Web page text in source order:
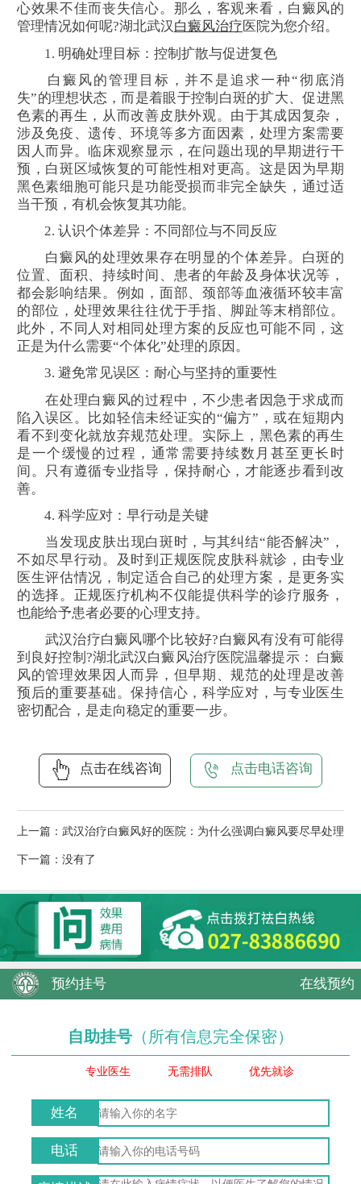
心效果不佳而丧失信心。那么，客观来看，白癜风的
管理情况如何呢?湖北武汉白癜风治疗 医院为您介绍。
1. 明确处理目标：控制扩散与促进复色
白癜风的管理目标，并不是追求一种“彻底消
失”的理想状态，而是着眼于控制白斑的扩大、促进黑
色素的再生，从而改善皮肤外观。由于其成因复杂，
涉及免疫、遗传、环境等多方面因素，处理方案需要
因人而异。临床观察显示，在问题出现的早期进行干
预，白斑区域恢复的可能性相对更高。这是因为早期
黑色素细胞可能只是功能受损而非完全缺失，通过适
当干预，有机会恢复其功能。
2. 认识个体差异：不同部位与不同反应
白癜风的处理效果存在明显的个体差异。白斑的
位置、面积、持续时间、患者的年龄及身体状况等，
都会影响结果。例如，面部、颈部等血液循环较丰富
的部位，处理效果往往优于手指、脚趾等末梢部位。
此外，不同人对相同处理方案的反应也可能不同，这
正是为什么需要“个体化”处理的原因。
3. 避免常见误区：耐心与坚持的重要性
在处理白癜风的过程中，不少患者因急于求成而
陷入误区。比如轻信未经证实的“偏方”，或在短期内
看不到变化就放弃规范处理。实际上，黑色素的再生
是一个缓慢的过程，通常需要持续数月甚至更长时
间。只有遵循专业指导，保持耐心，才能逐步看到改
善。
4. 科学应对：早行动是关键
当发现皮肤出现白斑时，与其纠结“能否解决”，
不如尽早行动。及时到正规医院皮肤科就诊，由专业
医生评估情况，制定适合自己的处理方案，是更务实
的选择。正规医疗机构不仅能提供科学的诊疗服务，
也能给予患者必要的心理支持。
武汉治疗白癜风哪个比较好?白癜风有没有可能得
到良好控制?湖北武汉白癜风治疗医院温馨提示： 白癜
风的管理效果因人而异，但早期、规范的处理是改善
预后的重要基础。保持信心，科学应对，与专业医生
密切配合，是走向稳定的重要一步。
点击在线咨询 点击电话咨询
上一篇： 武汉治疗白癜风好的医院：为什么强调白癜风要尽早处理
下一篇：没有了
预约挂号 在线预约
自助挂号 （所有信息完全保密）
专业医生 无需排队 优先就诊
姓名
电话